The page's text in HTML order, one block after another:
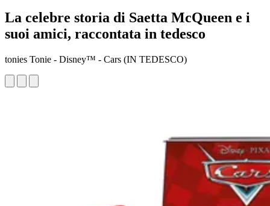
La celebre storia di Saetta McQueen e i
suoi amici, raccontata in tedesco
tonies Tonie - Disney™ - Cars (IN TEDESCO)